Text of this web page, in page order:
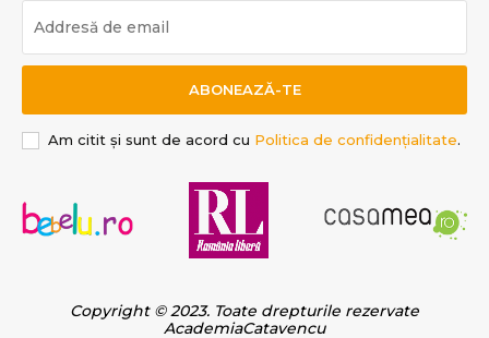
ABONEAZĂ-TE
Am citit și sunt de acord cu Politica de confidențialitate.
Copyright © 2023. Toate drepturile rezervate
AcademiaCatavencu